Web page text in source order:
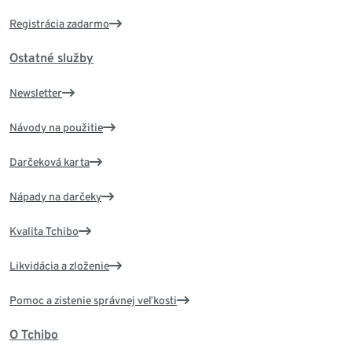
Registrácia zadarmo
Ostatné služby
Newsletter
Návody na použitie
Darčeková karta
Nápady na darčeky
Kvalita Tchibo
Likvidácia a zloženie
Pomoc a zistenie správnej veľkosti
O Tchibo